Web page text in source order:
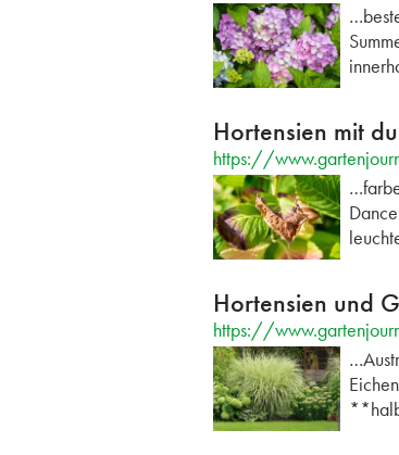
Hortensien mit
https://
Hortensien und
https://